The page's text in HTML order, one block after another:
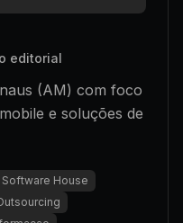
editorial
(AM) com foco
e soluções de
Software House